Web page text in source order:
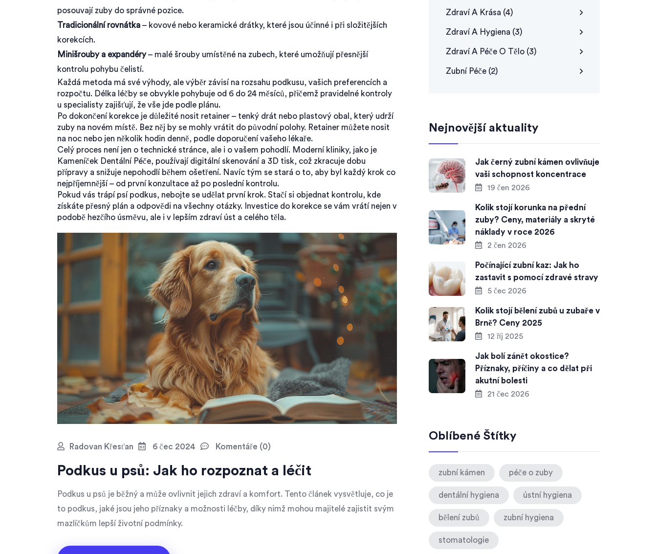
posouvají zuby do správné pozice.
Tradicionální rovnátka – kovové nebo keramické drátky, které jsou účinné i při složitějších
korekcích.
Minišrouby a expandéry– malé šrouby umístěné na zubech, které umožňují přesnější
kontrolu pohybu čelistí.
Každá metoda má své výhody, ale výběr závisí na rozsahu podkusu, vašich preferencích a
rozpočtu. Délka léčby se obvykle pohybuje od 6 do 24 měsíců, přičemž pravidelné kontroly
u specialisty zajišťují, že vše jde podle plánu.
Po dokončení korekce je důležité nosit retainer – tenký drát nebo plastový obal, který udrží
zuby na novém místě. Bez něj by se mohly vrátit do původní polohy. Retainer můžete nosit
na noc nebo jen několik hodin denně, podle doporučení vašeho lékaře.
Celý proces není jen o technické stránce, ale i o vašem pohodlí. Moderní kliniky, jako je
Kameníček Dentální Péče, používají digitální skenování a 3D tisk, což zkracuje dobu
přípravy a snižuje nepohodlí během ošetření. Navíc tým se stará o to, aby byl každý krok co
nejpříjemnější – od první konzultace až po poslední kontrolu.
Pokud vás trápí psí podkus, nebojte se udělat první krok. Stačí si objednat kontrolu, kde
získáte přesný plán a odpovědi na všechny otázky. Investice do korekce se vám vrátí nejen v
podobě hezčího úsměvu, ale i v lepším zdraví úst a celého těla.
Radovan Křesťan 6 čec 2024 Komentáře (0)
Podkus u psů: Jak ho rozpoznat a léčit
Podkus u psů je běžný a může ovlivnit jejich zdraví a komfort. Tento článek vysvětluje, co je
to podkus, jaké jsou jeho příznaky a možnosti léčby, díky nimž mohou majitelé zajistit svým
mazlíčkům lepší životní podmínky.
Zdraví A Krása (4)
Zdraví A Hygiena (3)
Zdraví A Péče O Tělo (3)
Zubní Péče (2)
Nejnovější aktuality
Jak černý zubní kámen ovlivňuje
vaši schopnost koncentrace
19 čen 2026
Kolik stojí korunka na přední
zuby? Ceny, materiály a skryté
náklady v roce 2026
2 čen 2026
Počínající zubní kaz: Jak ho
zastavit s pomocí zdravé stravy
5 čec 2026
Kolik stojí bělení zubů u zubaře v
Brně? Ceny 2025
12 říj 2025
Jak bolí zánět okostice?
Příznaky, příčiny a co dělat při
akutní bolesti
21 čec 2026
Oblíbené Štítky
zubní kámen péče o zuby
dentální hygiena ústní hygiena
bělení zubů zubní hygiena
stomatologie